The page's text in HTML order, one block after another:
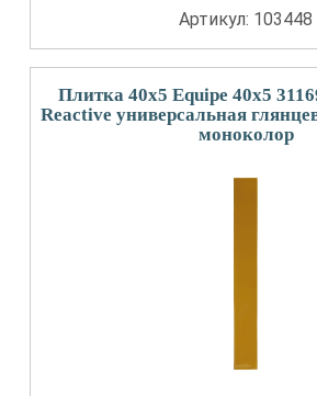
Артикул: 103448
Плитка 40x5 Equipe 40x5
Reactive универсальная
моноколор